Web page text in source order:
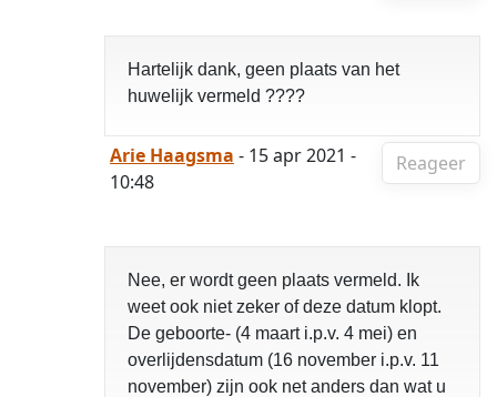
Hartelijk dank, geen plaats van het
huwelijk vermeld ????
Reageer
Arie Haagsma - 15 apr 2021 -
10:48
Nee, er wordt geen plaats vermeld. Ik
weet ook niet zeker of deze datum klopt.
De geboorte- (4 maart i.p.v. 4 mei) en
overlijdensdatum (16 november i.p.v. 11
november) zijn ook net anders dan wat u